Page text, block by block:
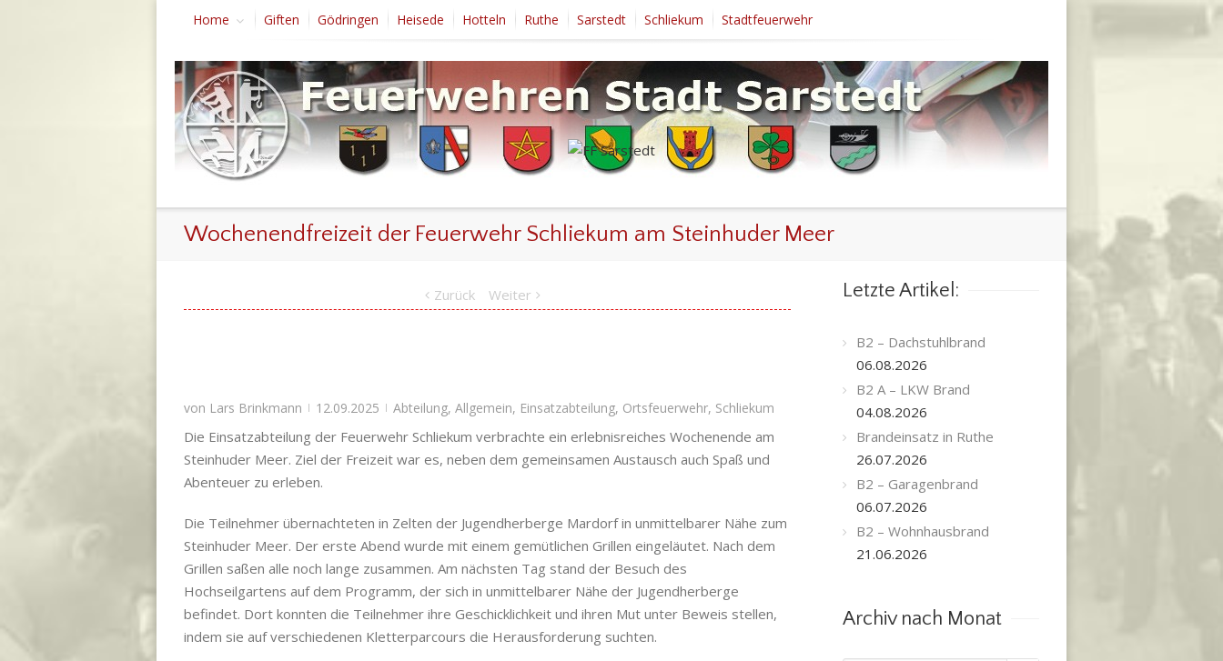
Home Giften Gödringen Heisede Hotteln Ruthe Sarstedt Schliekum Stadtfeuerwehr
Wochenendfreizeit der Feuerwehr Schliekum am Steinhuder Meer
Zurück Weiter
von Lars Brinkmann | 12.09.2025 | Abteilung, Allgemein, Einsatzabteilung, Ortsfeuerwehr, Schliekum
Die Einsatzabteilung der Feuerwehr Schliekum verbrachte ein erlebnisreiches Wochenende am
Steinhuder Meer. Ziel der Freizeit war es, neben dem gemeinsamen Austausch auch Spaß und
Abenteuer zu erleben.
Die Teilnehmer übernachteten in Zelten der Jugendherberge Mardorf in unmittelbarer Nähe zum
Steinhuder Meer. Der erste Abend wurde mit einem gemütlichen Grillen eingeläutet. Nach dem
Grillen saßen alle noch lange zusammen. Am nächsten Tag stand der Besuch des
Hochseilgartens auf dem Programm, der sich in unmittelbarer Nähe der Jugendherberge
befindet. Dort konnten die Teilnehmer ihre Geschicklichkeit und ihren Mut unter Beweis stellen,
indem sie auf verschiedenen Kletterparcours die Herausforderung suchten.
Letzte Artikel:
B2 – Dachstuhlbrand
06.08.2026
B2 A – LKW Brand
04.08.2026
Brandeinsatz in Ruthe
26.07.2026
B2 – Garagenbrand
06.07.2026
B2 – Wohnhausbrand
21.06.2026
Archiv nach Monat